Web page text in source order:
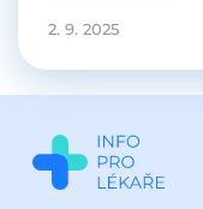
2. 9. 2025